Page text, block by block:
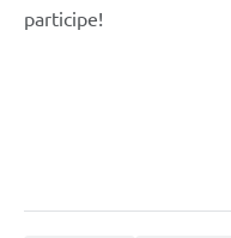
participe!